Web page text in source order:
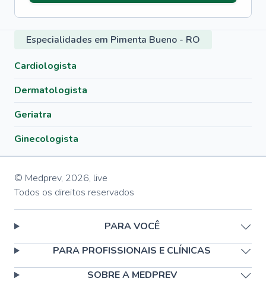
Especialidades em Pimenta Bueno - RO
Cardiologista
Dermatologista
Geriatra
Ginecologista
© Medprev, 2026, live
Todos os direitos reservados
PARA VOCÊ
PARA PROFISSIONAIS E CLÍNICAS
SOBRE A MEDPREV